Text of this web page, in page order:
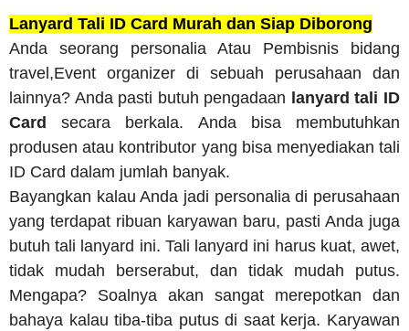
Lanyard Tali ID Card Murah dan Siap Diborong
Anda seorang personalia Atau Pembisnis bidang
travel,Event organizer di sebuah perusahaan dan
lainnya? Anda pasti butuh pengadaan lanyard tali ID
Cardsecara berkala. Anda bisa membutuhkan
produsen atau kontributor yang bisa menyediakan tali
ID Card dalam jumlah banyak.
Bayangkan kalau Anda jadi personalia di perusahaan
yang terdapat ribuan karyawan baru, pasti Anda juga
butuh tali lanyard ini. Tali lanyard ini harus kuat, awet,
tidak mudah berserabut, dan tidak mudah putus.
Mengapa? Soalnya akan sangat merepotkan dan
bahaya kalau tiba-tiba putus di saat kerja. Karyawan